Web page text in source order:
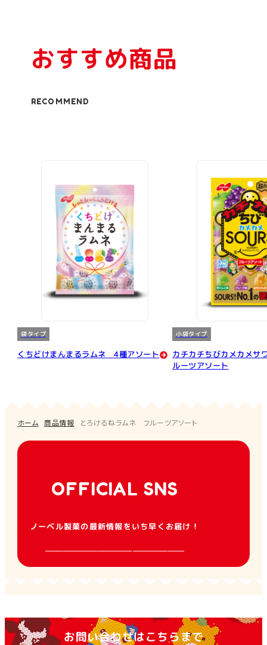
おすすめ商品
RECOMMEND
袋タイプ
くちどけまんまるラムネ 4種アソート
小袋タイプ
カチカチちびカメカメ
ルーツアソート
ホーム 商品情報 とろけるねラムネ フルーツアソート
OFFICIAL SNS
ノーベル製菓の最新情報をいち早くお届け！
お問い合わせはこちらまで